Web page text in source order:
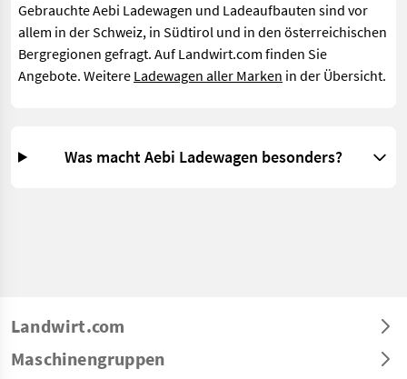
Gebrauchte Aebi Ladewagen und Ladeaufbauten sind vor
allem in der Schweiz, in Südtirol und in den österreichischen
Bergregionen gefragt. Auf Landwirt.com finden Sie
Angebote. Weitere Ladewagen aller Marken in der Übersicht.
Was macht Aebi Ladewagen besonders?
Landwirt.com
Maschinengruppen